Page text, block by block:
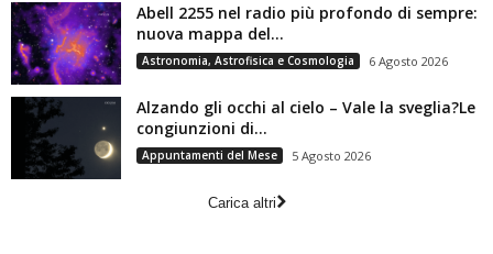
Abell 2255 nel radio più profondo di sempre:
nuova mappa del...
Astronomia, Astrofisica e Cosmologia 6 Agosto 2026
Alzando gli occhi al cielo – Vale la sveglia?Le
congiunzioni di...
Appuntamenti del Mese 5 Agosto 2026
Carica altri